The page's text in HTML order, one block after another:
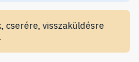
cserére, visszaküldésre